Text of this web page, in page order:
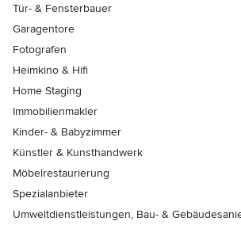
Tür- & Fensterbauer
Garagentore
Fotografen
Heimkino & Hifi
Home Staging
Immobilienmakler
Kinder- & Babyzimmer
Künstler & Kunsthandwerk
Möbelrestaurierung
Spezialanbieter
Umweltdienstleistungen, Bau- &